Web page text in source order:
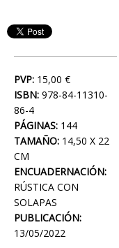
PVP: 15,00 €
ISBN: 978-84-11310-
86-4
PÁGINAS: 144
TAMAÑO: 14,50 X 22
CM
ENCUADERNACIÓN:
RÚSTICA CON
SOLAPAS
PUBLICACIÓN:
13/05/2022